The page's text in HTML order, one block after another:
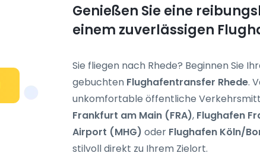
Genießen Sie eine
einem zuverlässigen
Sie fliegen nach Rhede? Beginnen Sie
gebuchten Flughafentransfer Rhede.
unkomfortable öffentliche
Frankfurt am Main (FRA), Flughafen
Airport (MHG) oder Flughafen Köln/
stilvoll direkt zu Ihrem Zielort.